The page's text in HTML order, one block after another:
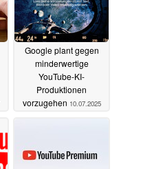
Google plant gegen
minderwertige
YouTube-KI-
Produktionen
vorzugehen 10.07.2025